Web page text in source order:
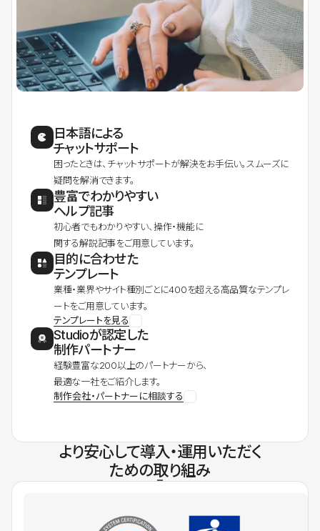
日本語による
チャットサポート
困ったときは、チャットサポートが解決をお手伝い。スムーズに
疑問を解消できます。
豊富でわかりやすい
ヘルプ記事
初心者でもわかりやすい、操作・機能に
関する解説記事をご用意しています。
目的に合わせた
テンプレート
業種・業界やサイト種別ごとに400を超える高品質なテンプレ
ートをご用意しています。
テンプレートを見る
Studioが認定した
制作パートナー
経験豊富な200以上のパートナーから、
最適な一社をご紹介します。
制作会社・パートナーに相談する
より安心して導入・運用いただく
ための取り組み